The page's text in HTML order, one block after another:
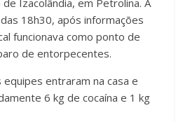
Izacolândia, em Petrolina. A
18h30, após informações
funcionava como ponto de
de entorpecentes.
entraram na casa e
6 kg de cocaína e 1 kg